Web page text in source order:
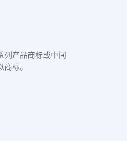
列产品商标或中间
标。